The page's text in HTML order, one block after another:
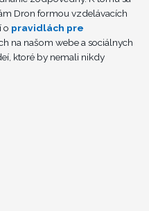
Dron formou vzdelávacích
o pravidlách pre
na našom webe a sociálnych
ktoré by nemali nikdy